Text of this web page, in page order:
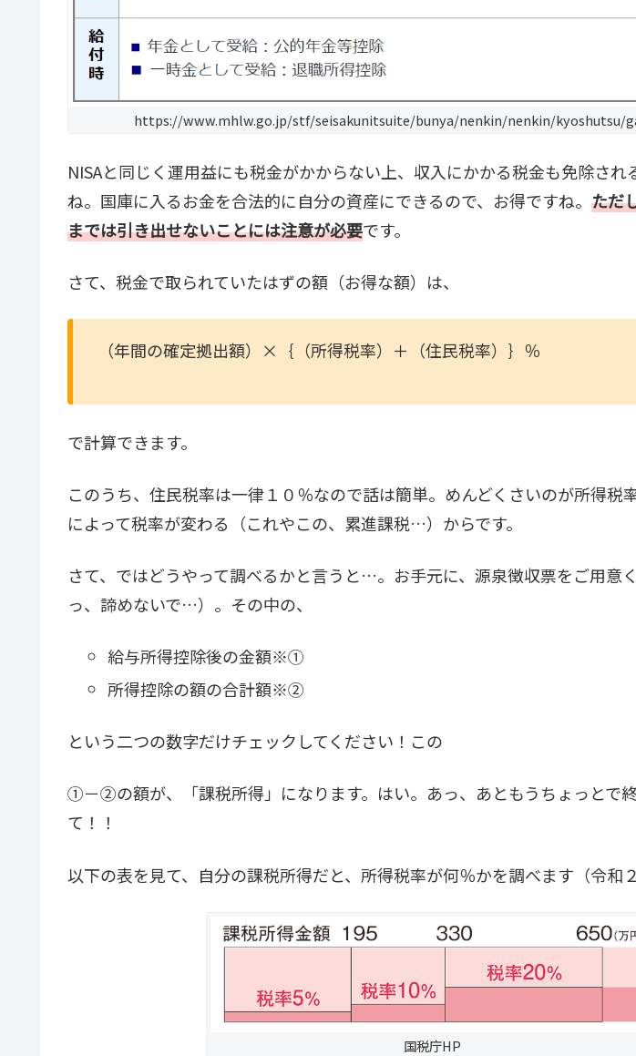
https://www.mhlw.go.jp/stf/seisakunitsuite/bunya/nenkin/nenkin/kyoshutsu/
NISAと同じく運用益にも税金がかからない上、収入にかかる税金も免除さ
ね。国庫に入るお金を合法的に自分の資産にできるので、お得ですね。 ただ
までは引き出せないことには注意が必要です。
さて、税金で取られていたはずの額（お得な額）は、
（年間の確定拠出額）×｛（所得税率）＋（住民税率）｝％
で計算できます。
このうち、住民税率は一律１０％なので話は簡単。めんどくさいのが所得税
によって税率が変わる（これやこの、累進課税…）からです。
さて、ではどうやって調べるかと言うと…。お手元に、源泉徴収票をご用意
っ、諦めないで…）。その中の、
給与所得控除後の金額※①
所得控除の額の合計額※②
という二つの数字だけチェックしてください！この
①－②の額が、「課税所得」になります。はい。あっ、あともうちょっとで
て！！
以下の表を見て、自分の課税所得だと、所得税率が何％かを調べます（令和
国税庁HP